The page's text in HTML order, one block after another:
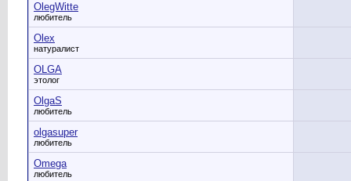
OlegWitte
любитель
Olex
натуралист
OLGA
этолог
OlgaS
любитель
olgasuper
любитель
Omega
любитель